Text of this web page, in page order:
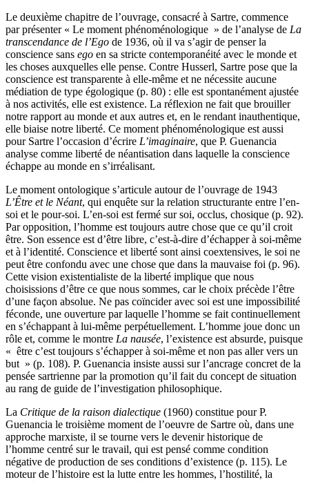
Le deuxième chapitre de l’ouvrage, consacré à Sartre, commence
par présenter « Le moment phénoménologique » de l’analyse de La
transcendance de l’Ego de 1936, où il va s’agir de penser la
conscience sans ego en sa stricte contemporanéité avec le monde et
les choses auxquelles elle pense. Contre Husserl, Sartre pose que la
conscience est transparente à elle-même et ne nécessite aucune
médiation de type égologique (p. 80) : elle est spontanément ajustée
à nos activités, elle est existence. La réflexion ne fait que brouiller
notre rapport au monde et aux autres et, en le rendant inauthentique,
elle biaise notre liberté. Ce moment phénoménologique est aussi
pour Sartre l’occasion d’écrire L’imaginaire, que P. Guenancia
analyse comme liberté de néantisation dans laquelle la conscience
échappe au monde en s’irréalisant.
Le moment ontologique s’articule autour de l’ouvrage de 1943
L’Être et le Néant, qui enquête sur la relation structurante entre l’en-
soi et le pour-soi. L’en-soi est fermé sur soi, occlus, chosique (p. 92).
Par opposition, l’homme est toujours autre chose que ce qu’il croit
être. Son essence est d’être libre, c’est-à-dire d’échapper à soi-même
et à l’identité. Conscience et liberté sont ainsi coextensives, le soi ne
peut être confondu avec une chose que dans la mauvaise foi (p. 96).
Cette vision existentialiste de la liberté implique que nous
choisissions d’être ce que nous sommes, car le choix précède l’être
d’une façon absolue. Ne pas coïncider avec soi est une impossibilité
féconde, une ouverture par laquelle l’homme se fait continuellement
en s’échappant à lui-même perpétuellement. L’homme joue donc un
rôle et, comme le montre La nausée, l’existence est absurde, puisque
« être c’est toujours s’échapper à soi-même et non pas aller vers un
but » (p. 108). P. Guenancia insiste aussi sur l’ancrage concret de la
pensée sartrienne par la promotion qu’il fait du concept de situation
au rang de guide de l’investigation philosophique.
La Critique de la raison dialectique (1960) constitue pour P.
Guenancia le troisième moment de l’oeuvre de Sartre où, dans une
approche marxiste, il se tourne vers le devenir historique de
l’homme centré sur le travail, qui est pensé comme condition
négative de production de ses conditions d’existence (p. 115). Le
moteur de l’histoire est la lutte entre les hommes, l’hostilité, la